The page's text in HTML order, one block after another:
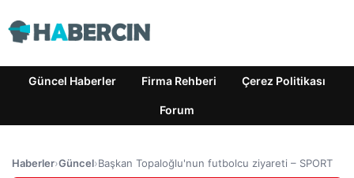
Güncel Haberler Firma Rehberi Çerez Politikası
Forum
Haberler›Güncel›Başkan Topaloğlu'nun futbolcu ziyareti – SPORT